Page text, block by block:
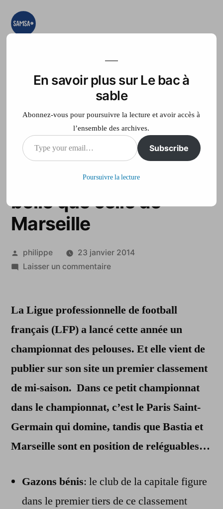
Aller
teste, on expérimente
Accueil France Télé
Football français: la
pelouse du PSG plus
belle que celle de
Marseille
Publié
par
philippe
23 janvier 2014
Laisser un commentairesur
la
du
PSG
belle
que
celle
Marseille
La Ligue professionnelle de football
français (LFP) a lancé cette année un
championnat des pelouses. Et elle vient de
publier sur son site un premier classement
de mi-saison. Dans ce petit championnat
dans le championnat, c’est le Paris Saint-
Germain qui domine, tandis que Bastia et
Marseille sont en position de reléguables…
Gazons bénis: le club de la capitale figure
dans le premier tiers de ce classement
En savoir plus sur Le bac à
sable
Abonnez-vous pour poursuivre la lecture et avoir accès à
l’ensemble des archives.
Type
your
Subscribe
Poursuivre la lecture